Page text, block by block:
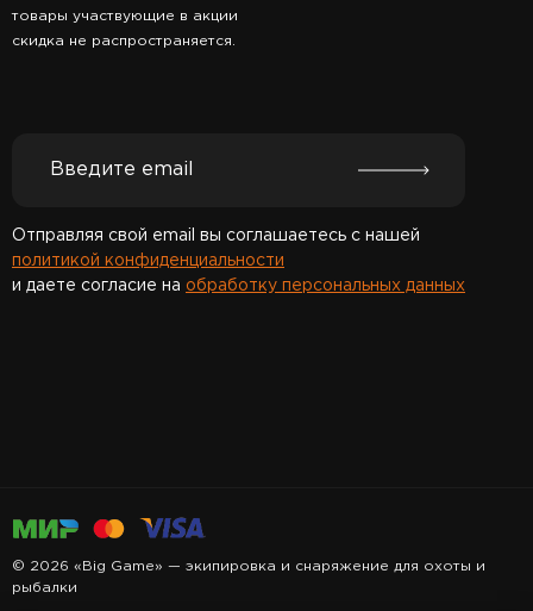
товары участвующие в акции
скидка не распространяется.
Отправляя свой email вы соглашаетесь с нашей
политикой конфиденциальности
и даете согласие на обработку персональных данных
© 2026 «Big Game» — экипировка и снаряжение для охоты и
рыбалки